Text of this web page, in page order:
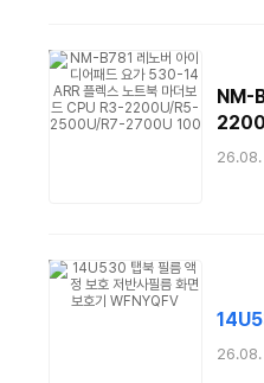
NM-
26.08.
26.08.